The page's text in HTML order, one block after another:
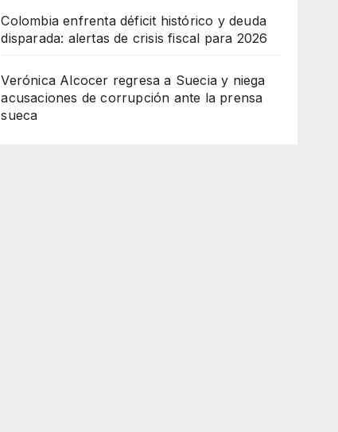
Colombia enfrenta déficit histórico y deuda
disparada: alertas de crisis fiscal para 2026
Verónica Alcocer regresa a Suecia y niega
acusaciones de corrupción ante la prensa
sueca